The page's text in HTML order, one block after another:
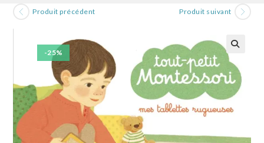
-25%
Produit précédent Produit suivant